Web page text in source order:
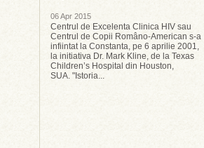
06 Apr 2015
Centrul de Excelenta Clinica HIV sau
Centrul de Copii Româno-American s-a
infiintat la Constanta, pe 6 aprilie 2001,
la initiativa Dr. Mark Kline, de la Texas
Children’s Hospital din Houston,
SUA. "Istoria...